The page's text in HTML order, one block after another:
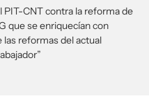
PIT-CNT contra la reforma de
que se enriquecían con
las reformas del actual